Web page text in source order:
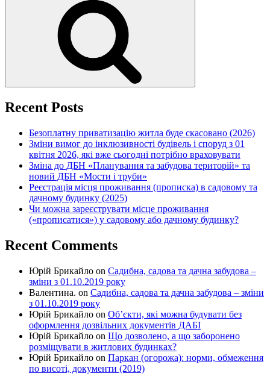
Recent Posts
Безоплатну приватизацію житла буде скасовано (2026)
Зміни вимог до інклюзивності будівель і споруд з 01
квітня 2026, які вже сьогодні потрібно враховувати
Зміна до ДБН «Планування та забудова територій» та
новий ДБН «Мости і труби»
Реєстрація місця проживання (прописка) в садовому та
дачному будинку (2025)
Чи можна зареєструвати місце проживання
(«прописатися») у садовому або дачному будинку?
Recent Comments
Юрій Брикайло on Садибна, садова та дачна забудова –
зміни з 01.10.2019 року
Валентина. on Садибна, садова та дачна забудова – зміни
з 01.10.2019 року
Юрій Брикайло on Об’єкти, які можна будувати без
оформлення дозвільних документів ДАБІ
Юрій Брикайло on Що дозволено, а що заборонено
розміщувати в житлових будинках?
Юрій Брикайло on Паркан (огорожа): норми, обмеження
по висоті, документи (2019)